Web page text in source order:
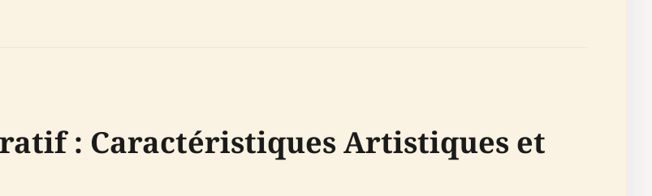
: Caractéristiques Artistiques et